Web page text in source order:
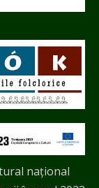
național